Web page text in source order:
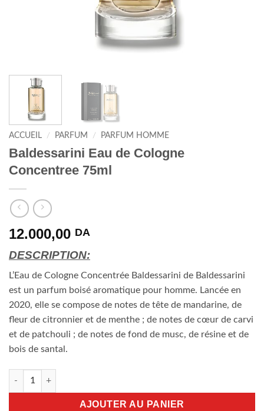
ACCUEIL / PARFUM / PARFUM HOMME
Baldessarini Eau de Cologne
Concentree 75ml
12.000,00 DA
DESCRIPTION:
L’Eau de Cologne Concentrée Baldessarini de Baldessarini
est un parfum boisé aromatique pour homme. Lancée en
2020, elle se compose de notes de tête de mandarine, de
fleur de citronnier et de menthe ; de notes de cœur de carvi
et de patchouli ; de notes de fond de musc, de résine et de
bois de santal.
quantité de Baldessarini Eau de Cologne Concentree 75ml
AJOUTER AU PANIER